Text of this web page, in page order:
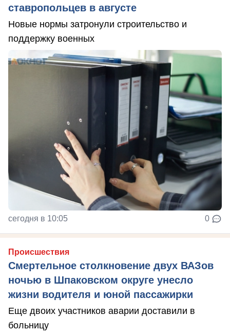
ставропольцев в августе
Новые нормы затронули строительство и
поддержку военных
сегодня в 10:05 0
Происшествия
Смертельное столкновение двух ВАЗов
ночью в Шпаковском округе унесло
жизни водителя и юной пассажирки
Еще двоих участников аварии доставили в
больницу